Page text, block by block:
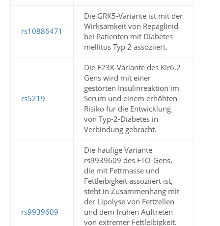
rs10886471
Die GRK5-Variante ist mit der
Wirksamkeit von Repaglinid
bei Patienten mit Diabetes
mellitus Typ 2 assoziiert.
rs5219
Die E23K-Variante des Kir6.2-
Gens wird mit einer
gestörten Insulinreaktion im
Serum und einem erhöhten
Risiko für die Entwicklung
von Typ-2-Diabetes in
Verbindung gebracht.
rs9939609
Die häufige Variante
rs9939609 des FTO-Gens,
die mit Fettmasse und
Fettleibigkeit assoziiert ist,
steht in Zusammenhang mit
der Lipolyse von Fettzellen
und dem frühen Auftreten
von extremer Fettleibigkeit.